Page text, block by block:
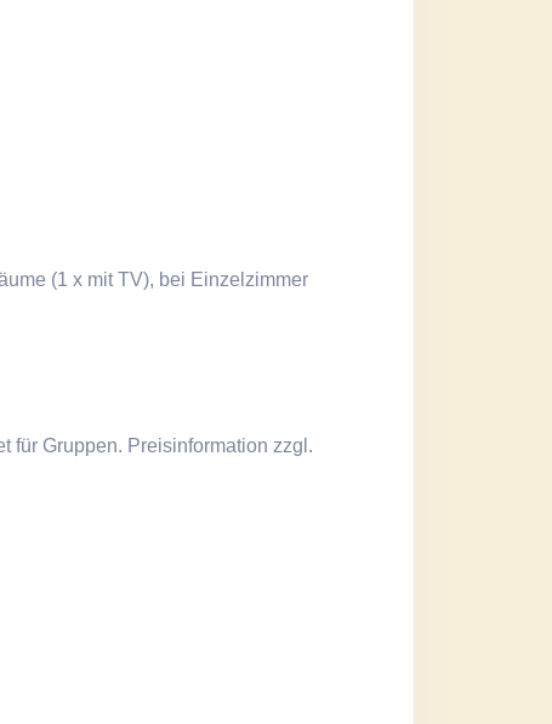
(1 x mit TV), bei Einzelzimmer
für Gruppen. Preisinformation zzgl.